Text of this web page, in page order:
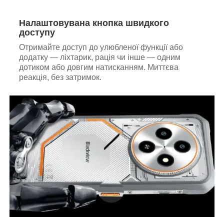
Налаштовувана кнопка швидкого
доступу
Отримайте доступ до улюбленої функції або
додатку — ліхтарик, рація чи інше — одним
дотиком або довгим натисканням. Миттєва
реакція, без затримок.